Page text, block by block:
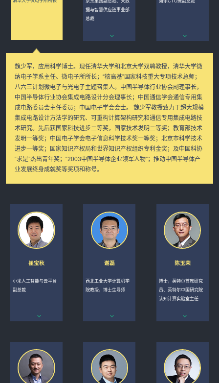
据与智慧供应链事业部
总裁
魏少军，应用科学博士。现任清华大学和北京大学双聘教授，清华大学微
纳电子学系主任、微电子所所长；“核高基”国家科技重大专项技术总师；
八六三计划微电子与光电子主题召集人。中国半导体行业协会副理事长，
中国半导体行业协会集成电路设计分会理事长；中国通信学会通信专用集
成电路委员会主任委员；中国电子学会会士。 魏少军教授致力于超大规模
集成电路设计方法学的研究、可重构计算架构研究和通信专用集成电路技
术研究。先后获国家科技进步二等奖，国家技术发明二等奖；教育部技术
发明一等奖；中国电子学会电子信息科学技术奖一等奖；北京市科学技术
进步一等奖；国家知识产权局和世界知识产权组织专利金奖；及中国科协
“求是”杰出青年奖；“2003中国半导体企业领军人物”；推动中国半导体产
业发展终身成就奖等奖项和称号。
崔宝秋
小米人工智能与云平台
副总裁
谢磊
西北工业大学计算机学
院教授，博士生导师
陈玉荣
博士，英特尔首席研究
员、英特尔中国研究院
认知计算实验室主任